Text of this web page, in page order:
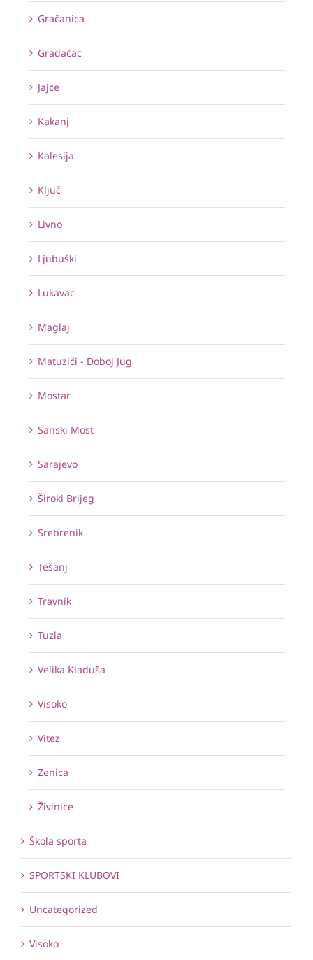
Gračanica
Gradačac
Jajce
Kakanj
Kalesija
Ključ
Livno
Ljubuški
Lukavac
Maglaj
Matuzići - Doboj Jug
Mostar
Sanski Most
Sarajevo
Široki Brijeg
Srebrenik
Tešanj
Travnik
Tuzla
Velika Kladuša
Visoko
Vitez
Zenica
Živinice
Škola sporta
SPORTSKI KLUBOVI
Uncategorized
Visoko